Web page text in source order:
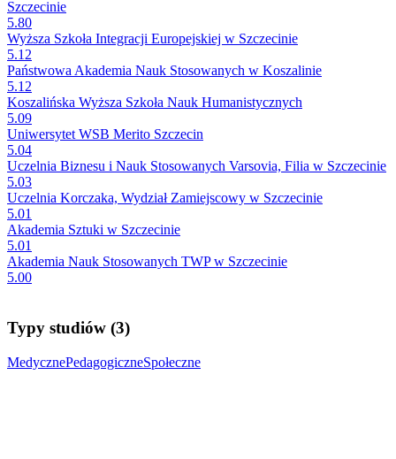
Szczecinie
5.80
Wyższa Szkoła Integracji Europejskiej w Szczecinie
5.12
Państwowa Akademia Nauk Stosowanych w Koszalinie
5.12
Koszalińska Wyższa Szkoła Nauk Humanistycznych
5.09
Uniwersytet WSB Merito Szczecin
5.04
Uczelnia Biznesu i Nauk Stosowanych Varsovia, Filia w Szczecinie
5.03
Uczelnia Korczaka, Wydział Zamiejscowy w Szczecinie
5.01
Akademia Sztuki w Szczecinie
5.01
Akademia Nauk Stosowanych TWP w Szczecinie
5.00
Typy studiów (3)
MedycznePedagogiczneSpołeczne